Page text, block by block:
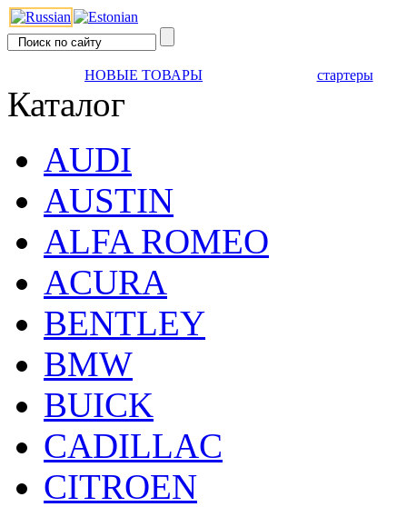
НОВЫЕ ТОВАРЫ стартеры
Каталог
AUDI
AUSTIN
ALFA ROMEO
ACURA
BENTLEY
BMW
BUICK
CADILLAC
CITROEN